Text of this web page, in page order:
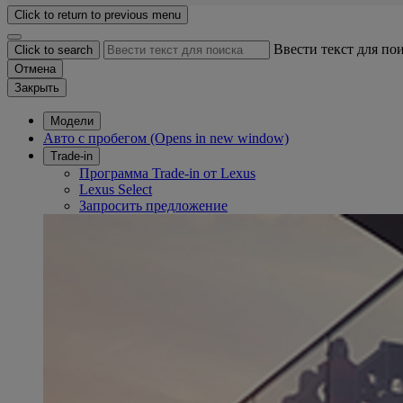
Click to return to previous menu
Click to search Ввести текст для
Отмена
Закрыть
Модели
Авто с пробегом (Opens in new window)
Trade-in
Программа Trade-in от Lexus
Lexus Select
Запросить предложение